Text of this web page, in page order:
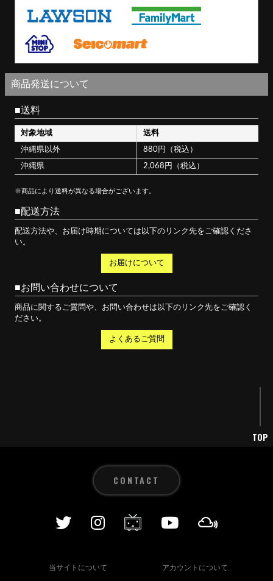
商品発送について
送料
対象地域 送料
沖縄県以外 880円（税込）
沖縄県 2,068円（税込）
※商品により送料が異なる場合がございます。
配送方法
配送方法や、お届け時期については以下のリンク先をご確認くださ
い。
お届けについて
お問い合わせについて
商品に関するご質問や、お問い合わせは以下のリンク先をご確認く
ださい。
よくあるご質問
TOP
CONTACT
当サイトについて アカウントについて